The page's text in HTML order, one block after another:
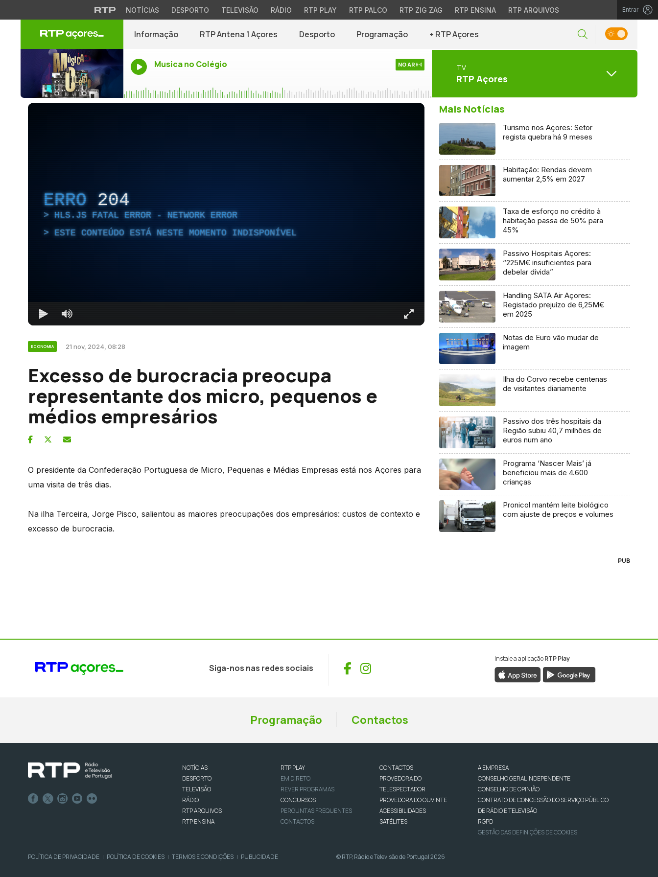
NOTÍCIAS DESPORTO TELEVISÃO RÁDIO RTP PLAY RTP PALCO RTP ZIG ZAG RTP ENSINA RTP ARQUIVOS Entrar
Informação RTP Antena 1 Açores Desporto Programação + RTP Açores
Musica no Colégio NO AR TV
RTP Açores
ERRO 204
HLS.JS FATAL ERROR - NETWORK ERROR
ESTE CONTEÚDO ESTÁ NESTE MOMENTO INDISPONÍVEL
ECONOMIA 21 nov, 2024, 08:28
Excesso de burocracia preocupa
representante dos micro, pequenos e
médios empresários
O presidente da Confederação Portuguesa de Micro, Pequenas e Médias Empresas está nos Açores para
uma visita de três dias.
Na ilha Terceira, Jorge Pisco, salientou as maiores preocupações dos empresários: custos de contexto e
excesso de burocracia.
Mais Notícias
Turismo nos Açores: Setor
regista quebra há 9 meses
Habitação: Rendas devem
aumentar 2,5% em 2027
Taxa de esforço no crédito à
habitação passa de 50% para
45%
Passivo Hospitais Açores:
“225M€ insuficientes para
debelar dívida”
Handling SATA Air Açores:
Registado prejuízo de 6,25M€
em 2025
Notas de Euro vão mudar de
imagem
Ilha do Corvo recebe centenas
de visitantes diariamente
Passivo dos três hospitais da
Região subiu 40,7 milhões de
euros num ano
Programa ‘Nascer Mais’ já
beneficiou mais de 4.600
crianças
Pronicol mantém leite biológico
com ajuste de preços e volumes
PUB
Siga-nos nas redes sociais Facebook
Instagram
Instale a aplicaçãoRTP Play
Programação Contactos
NOTÍCIAS
DESPORTO
TELEVISÃO
RÁDIO
RTP ARQUIVOS
RTP ENSINA
RTP PLAY
EM DIRETO
REVER PROGRAMAS
CONCURSOS
PERGUNTAS FREQUENTES
CONTACTOS
CONTACTOS
PROVEDORA DO
TELESPECTADOR
PROVEDORA DO OUVINTE
ACESSIBILIDADES
SATÉLITES
A EMPRESA
CONSELHO GERAL INDEPENDENTE
CONSELHO DE OPINIÃO
CONTRATO DE CONCESSÃO DO SERVIÇO PÚBLICO
DE RÁDIO E TELEVISÃO
RGPD
GESTÃO DAS DEFINIÇÕES DE COOKIES
POLÍTICA DE PRIVACIDADE | POLÍTICA DE COOKIES | TERMOS E CONDIÇÕES | PUBLICIDADE © RTP, Rádio e Televisão de Portugal 2026